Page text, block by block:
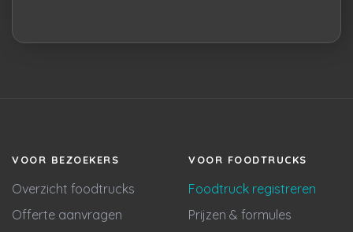
VOOR BEZOEKERS
Overzicht foodtrucks
Offerte aanvragen
VOOR FOODTRUCKS
Foodtruck registreren
Prijzen & formules